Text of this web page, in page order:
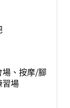
、按摩/腳
習場